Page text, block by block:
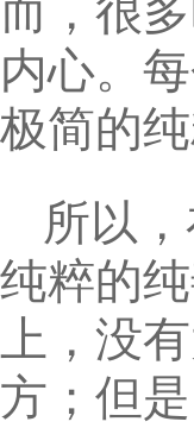
而，很
内心。
极简的
所以
纯粹的
上，没
方；但